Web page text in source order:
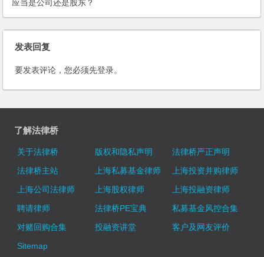
应当是公司还是股东？
发表回复
要发表评论，您必须先登录。
了解法律桥
关于法律桥 版权和隐私声明
法律桥严正声明
法律桥主站
上海私募基金律师
上海投资并购律师
上海公司法律师
上海股权律师
上海投融资律师
聘请律师
法律桥PE宝典
私募基金风控合集
对赌回购合集
投融资讲堂
客户及网友评价
Sitemap